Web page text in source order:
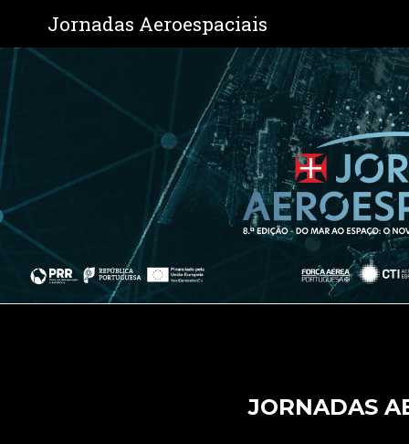
Jornadas Aeroespaciais
JORNADAS